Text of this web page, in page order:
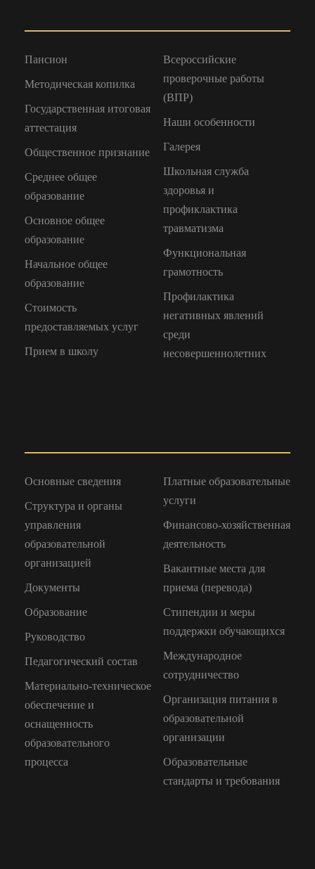
Пансион
Методическая копилка
Государственная итоговая
аттестация
Общественное признание
Среднее общее
образование
Основное общее
образование
Начальное общее
образование
Стоимость
предоставляемых услуг
Прием в школу
Всероссийские
проверочные работы
(ВПР)
Наши особенности
Галерея
Школьная служба
здоровья и
профиклактика
травматизма
Функциональная
грамотность
Профилактика
негативных явлений
среди
несовершеннолетних
Основные сведения
Структура и органы
управления
образовательной
организацией
Документы
Образование
Руководство
Педагогический состав
Материально-техническое
обеспечение и
оснащенность
образовательного
процесса
Платные образовательные
услуги
Финансово-хозяйственная
деятельность
Вакантные места для
приема (перевода)
Стипендии и меры
поддержки обучающихся
Международное
сотрудничество
Организация питания в
образовательной
организации
Образовательные
стандарты и требования